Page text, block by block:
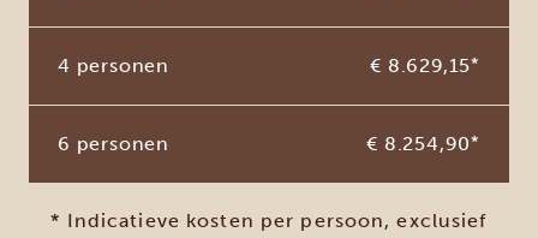
4 personen € 8.629,15*
6 personen € 8.254,90*
* Indicatieve kosten per persoon, exclusief